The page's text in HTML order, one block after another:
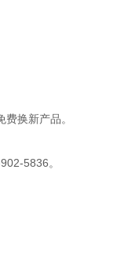
换新产品。
5836。